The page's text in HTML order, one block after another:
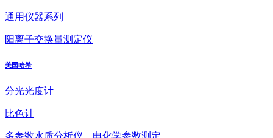
通用仪器系列
阳离子交换量测定仪
美国哈希
分光光度计
比色计
多参数水质分析仪 – 电化学参数测定